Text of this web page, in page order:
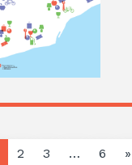
2 3 … 6 »